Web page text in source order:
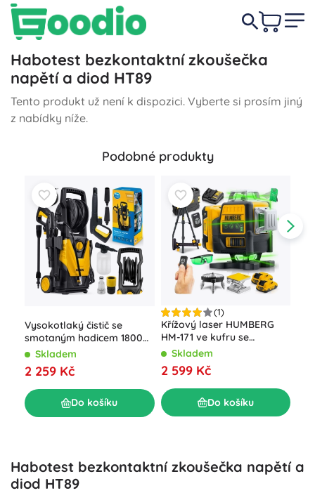
Habotest bezkontaktní zkoušečka
napětí a diod HT89
Tento produkt už není k dispozici. Vyberte si prosím jiný
z nabídky níže.
Podobné produkty
Vysokotlaký čistič se
smotaným hadicem 1800
W Humberg HM-300, 230
Skladem
2 259 Kč
Do košíku
(1)
Křížový laser HUMBERG
HM-171 ve kufru se
stativem, 4D 16 linií, zelený
Skladem
2 599 Kč
Do košíku
Habotest bezkontaktní zkoušečka napětí a
diod HT89